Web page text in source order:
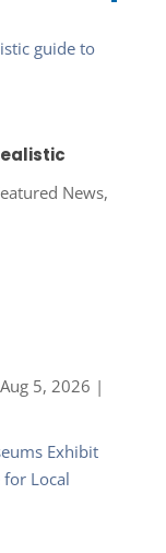
News,
Aug 5, 2026 |